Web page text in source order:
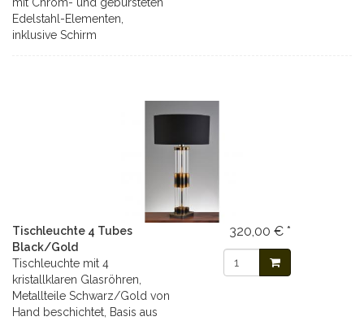
Edelstahl-Elementen,
inklusive Schirm
Tischleuchte 4 Tubes
Black/Gold
Tischleuchte mit 4
kristallklaren Glasröhren,
Metallteile Schwarz/Gold von
Hand beschichtet, Basis aus
320,00 € *